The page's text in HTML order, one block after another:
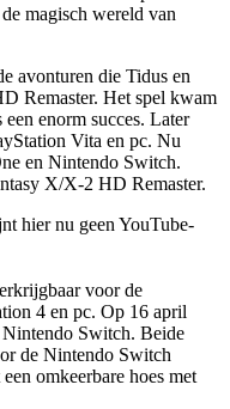
magisch wereld van
avonturen die Tidus en
Remaster. Het spel kwam
enorm succes. Later
Vita en pc. Nu
en Nintendo Switch.
X/X-2 HD Remaster.
hier nu geen YouTube-
voor de
4 en pc. Op 16 april
Switch. Beide
de Nintendo Switch
omkeerbare hoes met